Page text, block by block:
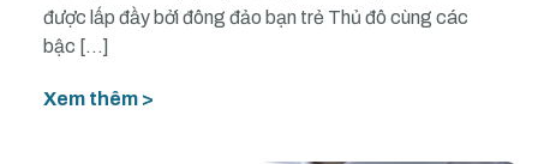
được lấp đầy bởi đông đảo bạn trẻ Thủ đô cùng các
bậc […]
Xem thêm >